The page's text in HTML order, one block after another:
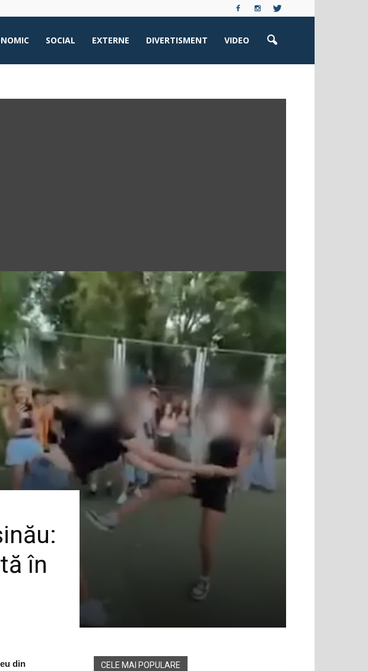
SOCIAL EXTERNE DIVERTISMENT VIDEO
în
din
CELE MAI POPULARE